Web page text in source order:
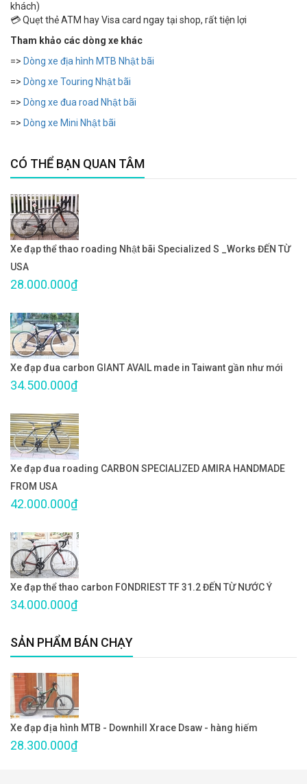
khách)
💳 Quẹt thẻ ATM hay Visa card ngay tại shop, rất tiện lợi
Tham khảo các dòng xe khác
=> Dòng xe địa hình MTB Nhật bãi
=> Dòng xe Touring Nhật bãi
=> Dòng xe đua road Nhật bãi
=> Dòng xe Mini Nhật bãi
CÓ THỂ BẠN QUAN TÂM
Xe đạp thể thao roading Nhật bãi Specialized S _Works ĐẾN TỪ
USA
28.000.000₫
Xe đạp đua carbon GIANT AVAIL made in Taiwant gần như mới
34.500.000₫
Xe đạp đua roading CARBON SPECIALIZED AMIRA HANDMADE
FROM USA
42.000.000₫
Xe đạp thể thao carbon FONDRIEST TF 31.2 ĐẾN TỪ NƯỚC Ý
34.000.000₫
SẢN PHẨM BÁN CHẠY
Xe đạp địa hình MTB - Downhill Xrace Dsaw - hàng hiếm
28.300.000₫